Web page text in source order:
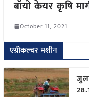
बॉयो केयर कृषि
October 11, 2021
एग्रीकल्चर मशीन